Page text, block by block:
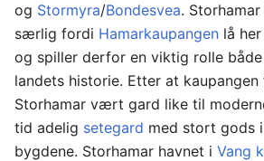
og Stormyra/Bondesvea.
særlig fordi Hamarkaupangen lå
og spiller derfor en viktig rolle
landets historie. Etter at
Storhamar vært gard like til
tid adelig setegard med stort gods
bygdene. Storhamar havnet i Vang